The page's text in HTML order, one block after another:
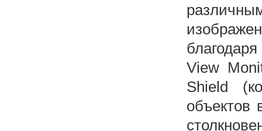
View
Shield
объектов